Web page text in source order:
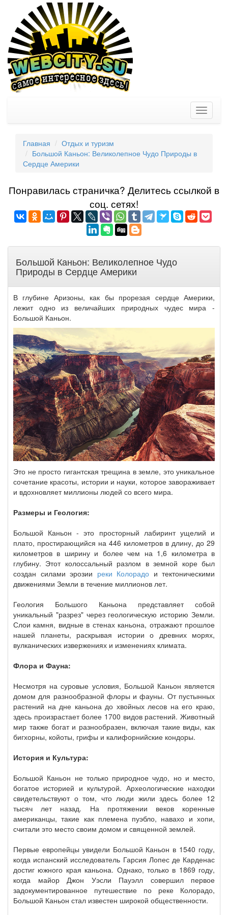
Toggle
Главная
Отдых и туризм
Большой Каньон: Великолепное Чудо Природы в
Сердце Америки
Понравилась страничка? Делитеcь ссылкой в
соц. сетях!
Большой Каньон: Великолепное Чудо
Природы в Сердце Америки
В глубине Аризоны, как бы прорезая сердце Америки,
лежит одно из величайших природных чудес мира -
Большой Каньон.
Это не просто гигантская трещина в земле, это уникальное
сочетание красоты, истории и науки, которое завораживает
и вдохновляет миллионы людей со всего мира.
Размеры и Геология:
Большой Каньон - это просторный лабиринт ущелий и
плато, простирающийся на 446 километров в длину, до 29
километров в ширину и более чем на 1,6 километра в
глубину. Этот колоссальный разлом в земной коре был
создан силами эрозии реки Колорадо и тектоническими
движениями Земли в течение миллионов лет.
Геология Большого Каньона представляет собой
уникальный "разрез" через геологическую историю Земли.
Слои камня, видные в стенах каньона, отражают прошлое
нашей планеты, раскрывая истории о древних морях,
вулканических извержениях и изменениях климата.
Флора и Фауна:
Несмотря на суровые условия, Большой Каньон является
домом для разнообразной флоры и фауны. От пустынных
растений на дне каньона до хвойных лесов на его краю,
здесь произрастает более 1700 видов растений. Животный
мир также богат и разнообразен, включая такие виды, как
бигхорны, койоты, грифы и калифорнийские кондоры.
История и Культура:
Большой Каньон не только природное чудо, но и место,
богатое историей и культурой. Археологические находки
свидетельствуют о том, что люди жили здесь более 12
тысяч лет назад. На протяжении веков коренные
американцы, такие как племена пуэбло, навахо и хопи,
считали это место своим домом и священной землей.
Первые европейцы увидели Большой Каньон в 1540 году,
когда испанский исследователь Гарсия Лопес де Карденас
достиг южного края каньона. Однако, только в 1869 году,
когда майор Джон Уэсли Пауэлл совершил первое
задокументированное путешествие по реке Колорадо,
Большой Каньон стал известен широкой общественности.